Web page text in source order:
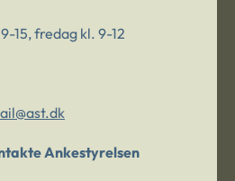
15, fredag kl. 9-12
Ankestyrelsen